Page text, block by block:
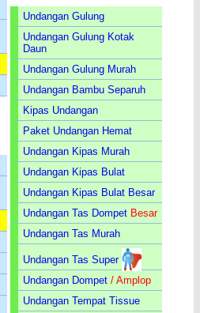
Undangan Gulung
Undangan Gulung Kotak
Daun
Undangan Gulung Murah
Undangan Bambu Separuh
Kipas Undangan
Paket Undangan Hemat
Undangan Kipas Murah
Undangan Kipas Bulat
Undangan Kipas Bulat Besar
Undangan Tas Dompet Besar
Undangan Tas Murah
Undangan Tas Super
Undangan Dompet / Amplop
Undangan Tempat Tissue